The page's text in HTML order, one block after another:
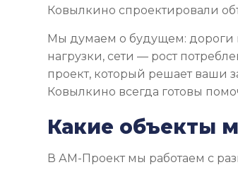
Ковылкино спроектировали
Мы думаем о будущем:
нагрузки, сети — рост
проект, который решает ваши
Ковылкино всегда готовы
Какие объекты
В АМ-Проект мы работаем с